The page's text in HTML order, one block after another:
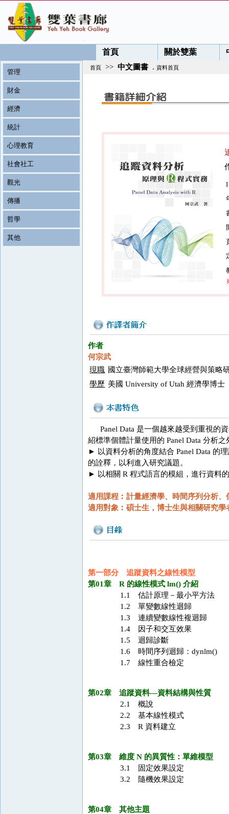
首頁 關於雙葉
管理
財金
經濟
統計
心理教育
社會社工
觀光
傳播
哲學
其他
首頁 >> 中文圖書 . 資料首頁
作者
何宗武
現職 國立臺灣師範大學全球經營與策略
學歷 美國 University of Utah 經濟學博士
Panel Data 是一個越來越受到重視的資
紹標準個體計量使用的 Panel Data 分析
► 以資料分析的角度結合 Panel Data 的
的詮釋，以利進入研究議題。
► 以相關 R 程式語言的模組，進行資料
適用課程︰計量經濟學、時間序列分析
適用對象︰碩士生，博士生與相關研究學
第一部分 追蹤資料之線性模型
第01章 R 的線性模式 lm() 介紹
1.1 估計原理－最小平方法
1.2 單變數線性迴歸
1.3 連續變數線性複迴歸
1.4 因子和交互效果
1.5 迴歸診斷
1.6 時間序列迴歸：dynlm()
1.7 線性重合檢定
第02章 追蹤資料—資料結構與性質
2.1 概說
2.2 基本線性模式
2.3 R 資料建立
第03章 維度 N 的異質性：單維模型
3.1 固定效果設定
3.2 隨機效果設定
第04章 其他主題